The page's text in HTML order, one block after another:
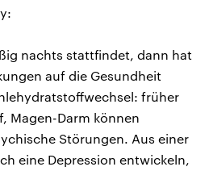
nachts stattfindet, dann hat
auf die Gesundheit
früher
Magen-Darm können
Störungen. Aus einer
eine Depression entwickeln,